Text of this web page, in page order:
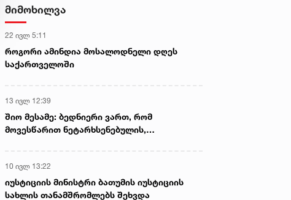
მიმოხილვა
22 ივლ 5:11
როგორი ამინდია მოსალოდნელი დღეს
საქართველოში
13 ივლ 12:39
შიო მესამე: ბედნიერი ვართ, რომ
მოვესწარით ნეტარხსენებულის,
10 ივლ 13:22
იუსტიციის მინისტრი ბათუმის იუსტიციის
სახლის თანამშრომლებს შეხვდა